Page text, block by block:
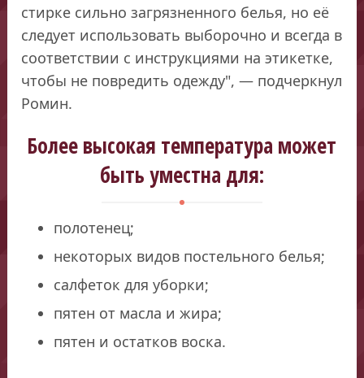
стирке сильно загрязненного белья, но её
следует использовать выборочно и всегда в
соответствии с инструкциями на этикетке,
чтобы не повредить одежду", — подчеркнул
Ромин.
Более высокая температура может
быть уместна для:
полотенец;
некоторых видов постельного белья;
салфеток для уборки;
пятен от масла и жира;
пятен и остатков воска.